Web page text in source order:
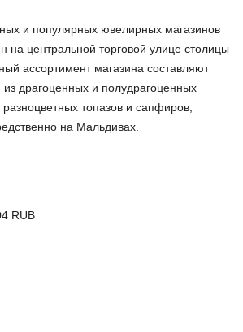
и популярных ювелирных магазинов
на центральной торговой улице столицы
ассортимент магазина составляют
драгоценных и полудрагоценных
топазов и сапфиров,
на Мальдивах.
RUB